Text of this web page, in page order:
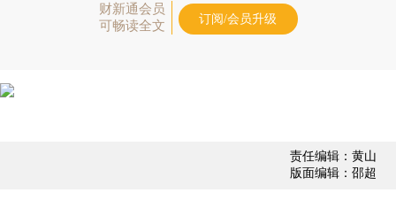
财新通会员
可畅读全文
订阅/会员升级
责任编辑：黄山
版面编辑：邵超